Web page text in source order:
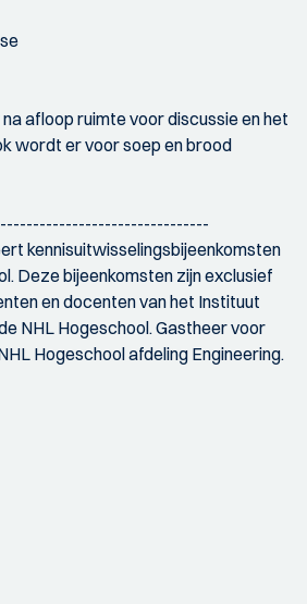
afloop ruimte voor discussie en het
wordt er voor soep en brood
kennisuitwisselingsbijeenkomsten
Deze bijeenkomsten zijn exclusief
en docenten van het Instituut
NHL Hogeschool. Gastheer voor
Hogeschool afdeling Engineering.